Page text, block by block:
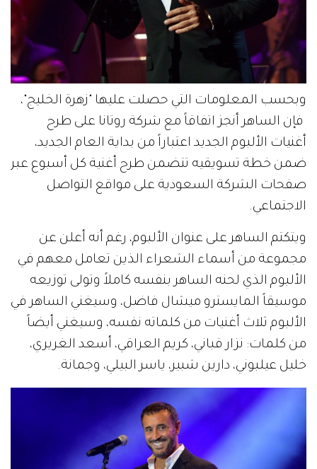
وبحسب المعلومات التي حصلت عليها "زهرة الخليج"،
فإن الساهر أنجز اتفاقاً مع شركة روتانا على طرح
أغنيات الألبوم الجديد اعتباراً من بداية العام الجديد،
ضمن خطة تسويقيه تتضمن طرح أغنية كل أسبوع عبر
صفحات الشركة السعودية على مواقع التواصل
الاجتماعي.
ويتكتم الساهر على عنوان الألبوم، رغم أنه أعلن عن
مجموعة من أسماء الشعراء الذين تعامل معهم في
الألبوم الذي لحنه الساهر بنفسه كاملاً وتولى توزيعه
موسيقاً المايسترو ميشال فاضل، وسيغني الساهر في
الألبوم ثلاث أغنيات من كلماته نفسه، وسيغني أيضاً
من كلمات: نزار قباني، كريم العراقي، أسعد الغريري،
خليل عيلبوني، دارين شبير، ياسر البيلي، وجمانة.